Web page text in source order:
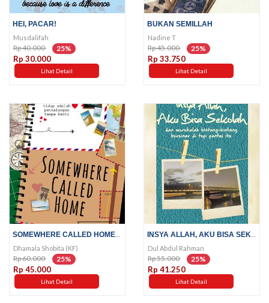
HEI, PACAR!
Musdalifah
Rp 40.000 25%
Rp 30.000
Lihat Detail
BUKAN SEMILLAH
Nadine T
Rp 45.000 25%
Rp 33.750
Lihat Detail
SOMEWHERE CALLED HOME; HIDUP...
Dhamala Shobita (KF)
Rp 60.000 25%
Rp 45.000
Lihat Detail
INSYA ALLAH, AKU BISA SEKOLAH;...
Dul Abdul Rahman
Rp 55.000 25%
Rp 41.250
Lihat Detail